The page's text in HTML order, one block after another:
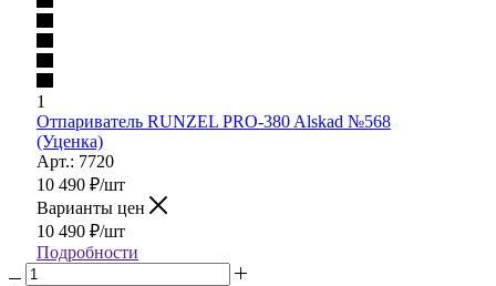
1
Отпариватель RUNZEL PRO-380 Alskad №568
(Уценка)
Арт.: 7720
10 490 ₽/шт
Варианты цен
10 490 ₽/шт
Подробности